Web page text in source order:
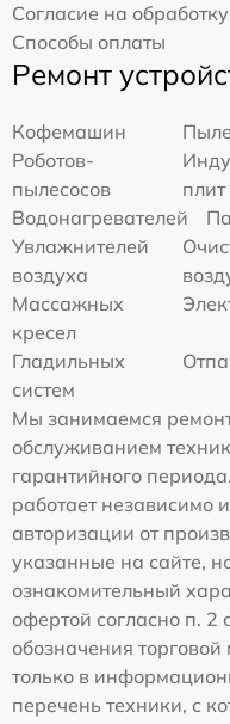
Согласие на
Способы оплаты
Ремонт
Кофемашин
Роботов-
пылесосов
плит
Водонагревателей
Увлажнителей
воздуха
Массажных
кресел
Гладильных
систем
Мы занимаемся
обслуживанием
гарантийного
работает независимо
авторизации от
указанные на сайте,
ознакомительный
офертой согласно п.
обозначения
только в
перечень техники, с